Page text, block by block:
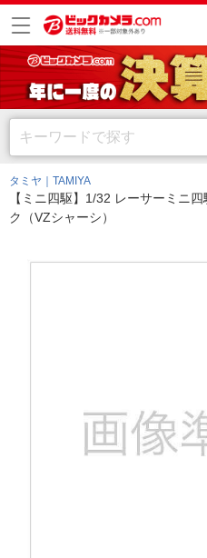
タミヤ｜TAMIYA
【ミニ四駆】1/32 レーサーミニ
ク（VZシャーシ）